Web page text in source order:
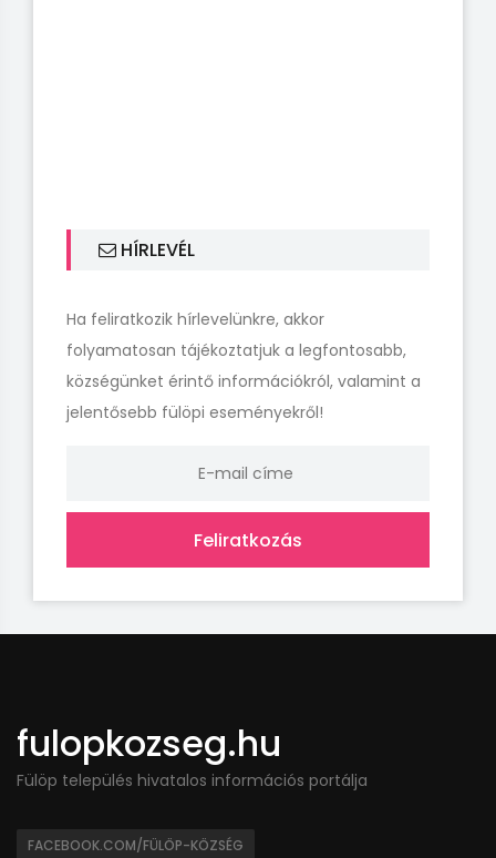
HÍRLEVÉL
Ha feliratkozik hírlevelünkre, akkor
folyamatosan tájékoztatjuk a legfontosabb,
községünket érintő információkról, valamint a
jelentősebb fülöpi eseményekről!
Feliratkozás
fulopkozseg.hu
Fülöp település hivatalos információs portálja
FACEBOOK.COM/FÜLÖP-KÖZSÉG